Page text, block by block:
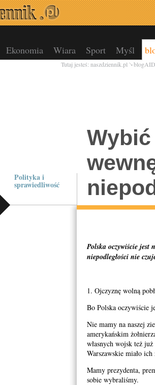
Ekonomia Wiara Sport Myśl
Tutaj jesteś: naszdziennik.pl blogAID
Polityka i
sprawiedliwość
Polska oczywiście jest
niepodległości nie
1. Ojczyznę wolną
Bo Polska oczywiście
Nie mamy na naszej
amerykańskim
własnych wojsk też
Warszawskie miało
Mamy prezydenta,
sobie wybraliśmy.